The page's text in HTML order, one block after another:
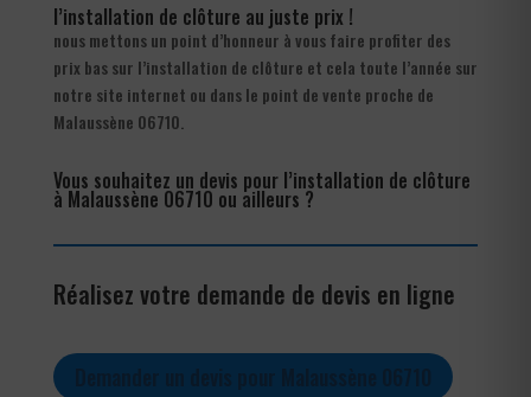
l’installation de clôture au juste prix !
nous mettons un point d’honneur à vous faire profiter des
prix bas sur l’installation de clôture et cela toute l’année sur
notre site internet ou dans le point de vente proche de
Malaussène 06710.
Vous souhaitez un devis pour l’installation de clôture
à Malaussène 06710 ou ailleurs ?
Réalisez votre demande de devis en ligne